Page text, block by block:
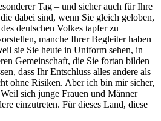
Tag – und sicher auch für Ihre
dabei sind, wenn Sie gleich geloben,
deutschen Volkes tapfer zu
manche Ihrer Begleiter haben
sie Sie heute in Uniform sehen, in
Gemeinschaft, die Sie fortan bilden
dass Ihr Entschluss alles andere als
ohne Risiken. Aber ich bin mir sicher,
sich junge Frauen und Männer
einzutreten. Für dieses Land, diese